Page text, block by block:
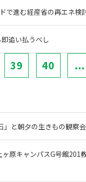
進む経産省の再エネ検
追い払うべし
39 40 ...
」と朝夕の生きもの観察会
ヶ原キャンパスG号館